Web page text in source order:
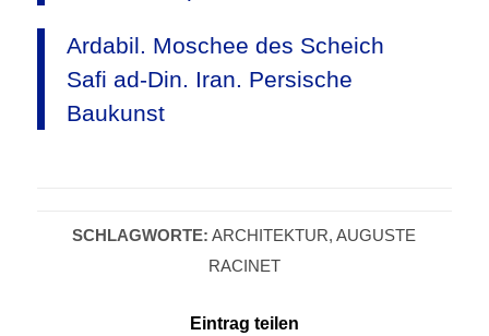
Ardabil. Moschee des Scheich
Safi ad-Din. Iran. Persische
Baukunst
SCHLAGWORTE: ARCHITEKTUR,AUGUSTE
RACINET
Eintrag teilen